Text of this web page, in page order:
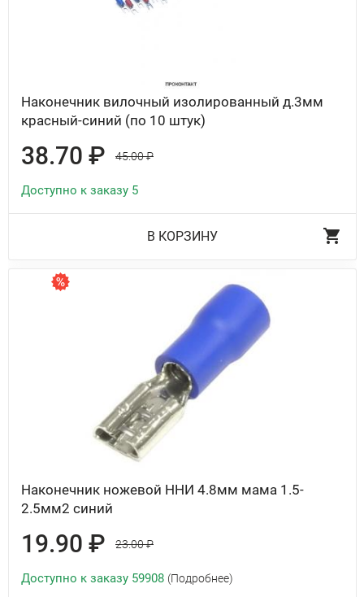
Наконечник вилочный изолированный д.3мм
красный-синий (по 10 штук)
38.70 ₽ 45.00 ₽
Доступно к заказу 5
В КОРЗИНУ
Наконечник ножевой ННИ 4.8мм мама 1.5-
2.5мм2 синий
19.90 ₽ 23.00 ₽
Доступно к заказу 59908 (Подробнее)